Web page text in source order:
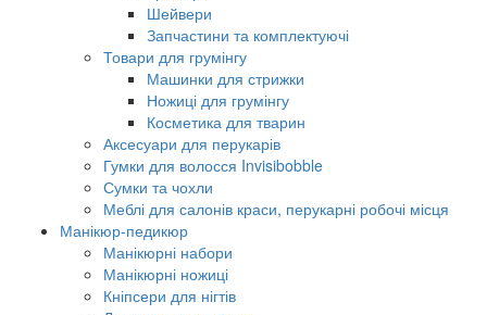
Шейвери
Запчастини та комплектуючі
Товари для грумінгу
Машинки для стрижки
Ножиці для грумінгу
Косметика для тварин
Аксесуари для перукарів
Гумки для волосся Invisibobble
Сумки та чохли
Меблі для салонів краси, перукарні робочі місця
Манікюр-педикюр
Манікюрні набори
Манікюрні ножиці
Кніпсери для нігтів